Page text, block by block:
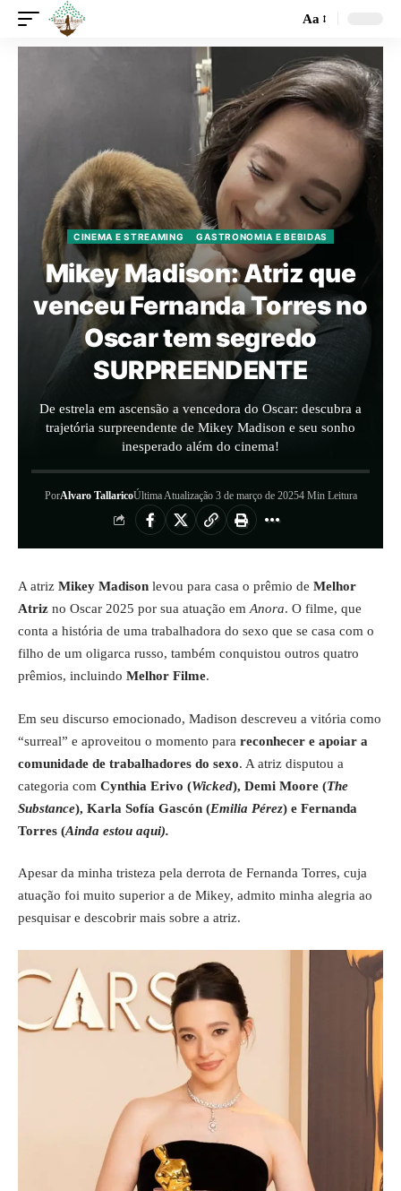
Aa
CINEMA E STREAMING GASTRONOMIA E BEBIDAS
Mikey Madison: Atriz que
venceu Fernanda Torres no
Oscar tem segredo
SURPREENDENTE
De estrela em ascensão a vencedora do Oscar: descubra a
trajetória surpreendente de Mikey Madison e seu sonho
inesperado além do cinema!
PorAlvaro TallaricoÚltima Atualização 3 de março de 20254 Min Leitura
A atriz Mikey Madison levou para casa o prêmio de Melhor
Atriz no Oscar 2025 por sua atuação em Anora. O filme, que
conta a história de uma trabalhadora do sexo que se casa com o
filho de um oligarca russo, também conquistou outros quatro
prêmios, incluindo Melhor Filme.
Em seu discurso emocionado, Madison descreveu a vitória como
“surreal” e aproveitou o momento para reconhecer e apoiar a
comunidade de trabalhadores do sexo. A atriz disputou a
categoria com Cynthia Erivo (Wicked), Demi Moore (The
Substance), Karla Sofía Gascón (Emilia Pérez) e Fernanda
Torres (Ainda estou aqui).
Apesar da minha tristeza pela derrota de Fernanda Torres, cuja
atuação foi muito superior a de Mikey, admito minha alegria ao
pesquisar e descobrir mais sobre a atriz.